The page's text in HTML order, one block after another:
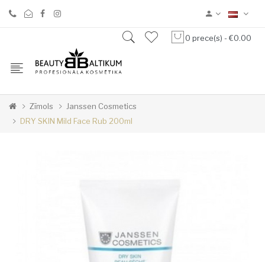
0 prece(s) - €0.00
Zīmols
Janssen Cosmetics
DRY SKIN Mild Face Rub 200ml